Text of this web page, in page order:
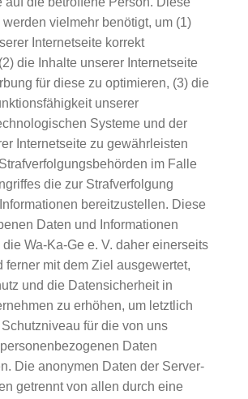
werden vielmehr benötigt, um (1)
Internetseite korrekt
die Inhalte unserer Internetseite
für diese zu optimieren, (3) die
unserer
Systeme und der
Internetseite zu gewährleisten
im Falle
die zur Strafverfolgung
bereitzustellen. Diese
Daten und Informationen
Wa-Ka-Ge e. V. daher einerseits
ferner mit dem Ziel ausgewertet,
und die Datensicherheit in
zu erhöhen, um letztlich
für die von uns
Daten
Die anonymen Daten der Server-
getrennt von allen durch eine